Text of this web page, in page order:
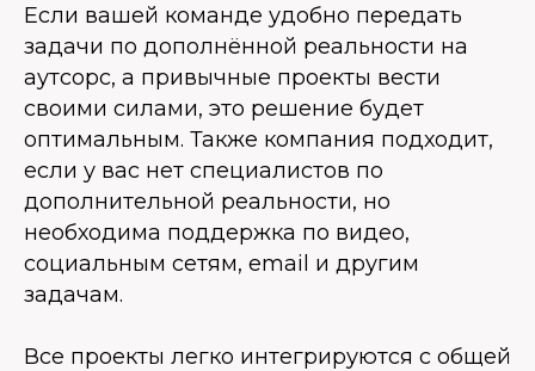
Если вашей команде удобно передать
задачи по дополнённой реальности на
аутсорс, а привычные проекты вести
своими силами, это решение будет
оптимальным. Также компания подходит,
если у вас нет специалистов по
дополнительной реальности, но
необходима поддержка по видео,
социальным сетям, email и другим
задачам.
Все проекты легко интегрируются с общей